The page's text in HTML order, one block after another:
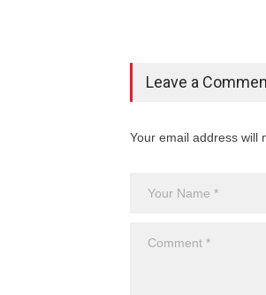
Leave a
Your email address will